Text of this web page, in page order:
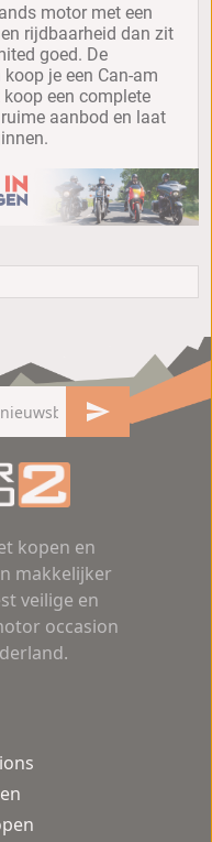
motor met een
rijdbaarheid dan zit
goed. De
je een Can-am
een complete
aanbod en laat
kopen en
makkelijker
veilige en
occasion